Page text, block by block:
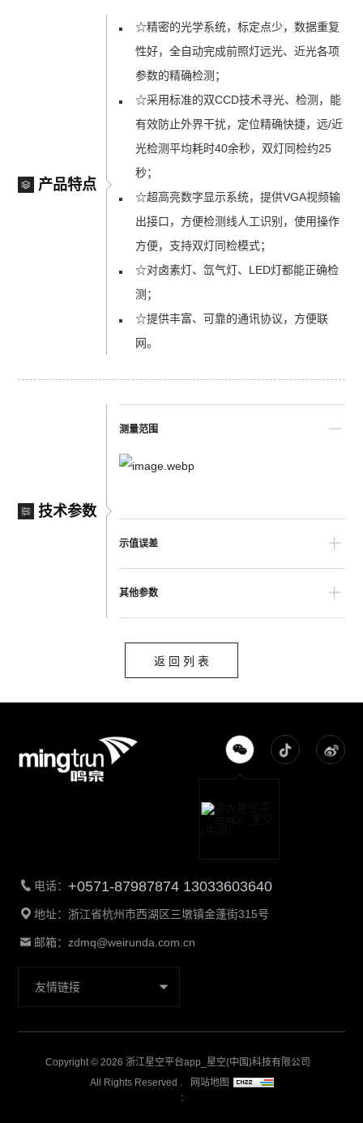
产品特点
☆精密的光学系统，标定点少，数据重复
性好，全自动完成前照灯远光、近光各项
参数的精确检测；
☆采用标准的双CCD技术寻光、检测，能
有效防止外界干扰，定位精确快捷，远/近
光检测平均耗时40余秒，双灯同检约25
秒；
☆超高亮数字显示系统，提供VGA视频输
出接口，方便检测线人工识别，使用操作
方便，支持双灯同检模式；
☆对卤素灯、氙气灯、LED灯都能正确检
测；
☆提供丰富、可靠的通讯协议，方便联
网。
技术参数
测量范围
示值误差
其他参数
返 回 列 表
电话：+0571-87987874 13033603640
地址： 浙江省杭州市西湖区三墩镇金蓬街315号
邮箱：zdmq@weirunda.com.cn
友情链接
Copyright © 2026 浙江星空平台app_星空(中国)科技有限公司
All Rights Reserved .
网站地图
: